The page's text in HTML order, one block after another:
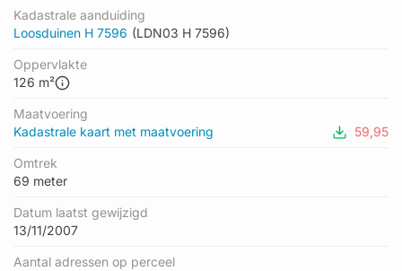
Kadastrale aanduiding
Loosduinen H 7596 (LDN03 H 7596)
Oppervlakte
126 m²
Maatvoering
Kadastrale kaart met maatvoering
59,95
Omtrek
69 meter
Datum laatst gewijzigd
13/11/2007
Aantal adressen op perceel